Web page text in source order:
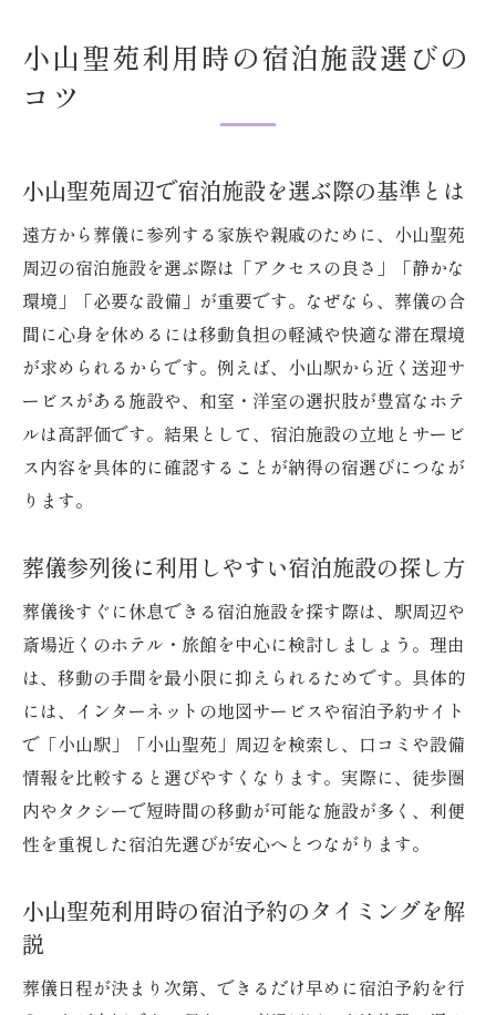
小山聖苑利用時の宿泊施設選びの
コツ
小山聖苑周辺で宿泊施設を選ぶ際の基準とは
遠方から葬儀に参列する家族や親戚のために、小山聖苑
周辺の宿泊施設を選ぶ際は「アクセスの良さ」「静かな
環境」「必要な設備」が重要です。なぜなら、葬儀の合
間に心身を休めるには移動負担の軽減や快適な滞在環境
が求められるからです。例えば、小山駅から近く送迎サ
ービスがある施設や、和室・洋室の選択肢が豊富なホテ
ルは高評価です。結果として、宿泊施設の立地とサービ
ス内容を具体的に確認することが納得の宿選びにつなが
ります。
葬儀参列後に利用しやすい宿泊施設の探し方
葬儀後すぐに休息できる宿泊施設を探す際は、駅周辺や
斎場近くのホテル・旅館を中心に検討しましょう。理由
は、移動の手間を最小限に抑えられるためです。具体的
には、インターネットの地図サービスや宿泊予約サイト
で「小山駅」「小山聖苑」周辺を検索し、口コミや設備
情報を比較すると選びやすくなります。実際に、徒歩圏
内やタクシーで短時間の移動が可能な施設が多く、利便
性を重視した宿泊先選びが安心へとつながります。
小山聖苑利用時の宿泊予約のタイミングを解
説
葬儀日程が決まり次第、できるだけ早めに宿泊予約を行